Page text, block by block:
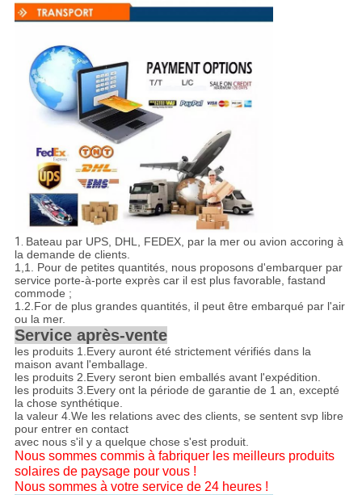
1. Bateau par UPS, DHL, FEDEX, par la mer ou avion accoring à
la demande de clients.
1,1. Pour de petites quantités, nous proposons d'embarquer par
service porte-à-porte exprès car il est plus favorable, fastand
commode ;
1.2.For de plus grandes quantités, il peut être embarqué par l'air
ou la mer.
Service après-vente
les produits 1.Every auront été strictement vérifiés dans la
maison avant l'emballage.
les produits 2.Every seront bien emballés avant l'expédition.
les produits 3.Every ont la période de garantie de 1 an, excepté
la chose synthétique.
la valeur 4.We les relations avec des clients, se sentent svp libre
pour entrer en contact
avec nous s'il y a quelque chose s'est produit.
Nous sommes commis à fabriquer les meilleurs produits
solaires de paysage pour vous !
Nous sommes à votre service de 24 heures !